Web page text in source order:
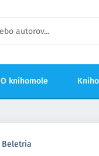
O knihomole
Beletria